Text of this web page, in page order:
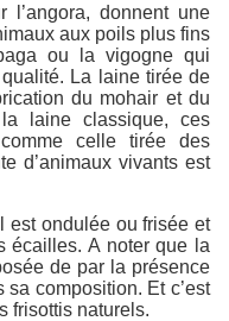
donnent une
aux poils plus fins
ou la vigogne qui
La laine tirée de
du mohair et du
laine classique, ces
celle tirée des
d’animaux vivants est
est ondulée ou frisée et
écailles. A noter que la
de par la présence
sa composition. Et c’est
frisottis naturels.